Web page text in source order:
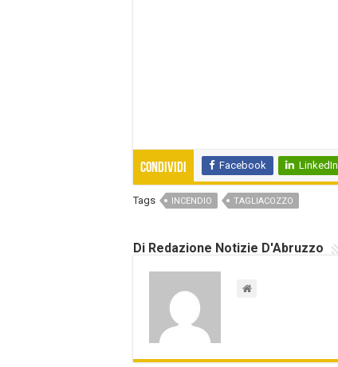
Condividi Facebook LinkedIn
Tags INCENDIO TAGLIACOZZO
Di Redazione Notizie D'Abruzzo